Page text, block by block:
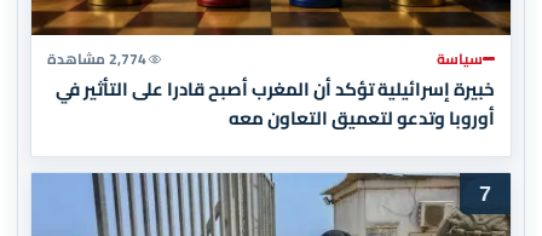
سياسة 2,774 مشاهدة
خبيرة إسرائيلية تؤكد أن المغرب أصبح قادرا على التأثير في
أوروبا وتدعو لتعميق التعاون معه
7